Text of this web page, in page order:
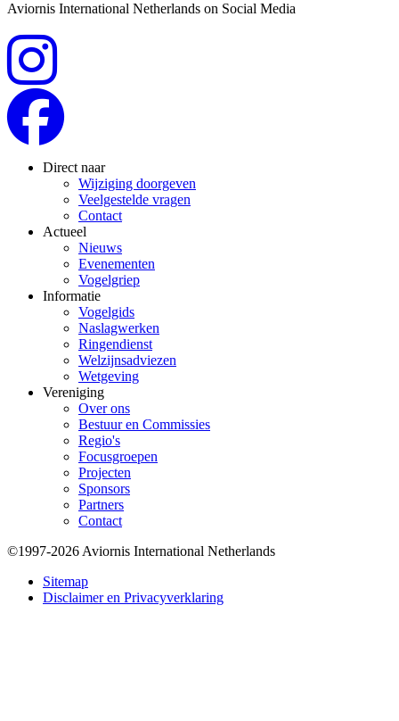
Aviornis International Netherlands on Social Media
Direct naar
Wijziging doorgeven
Veelgestelde vragen
Contact
Actueel
Nieuws
Evenementen
Vogelgriep
Informatie
Vogelgids
Naslagwerken
Ringendienst
Welzijnsadviezen
Wetgeving
Vereniging
Over ons
Bestuur en Commissies
Regio's
Focusgroepen
Projecten
Sponsors
Partners
Contact
Bottom
©1997-2026 Aviornis International Netherlands
Sitemap
Disclaimer en Privacyverklaring